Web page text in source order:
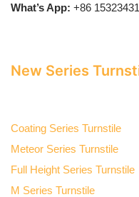
What’s App: +86
New Series
Coating Series Turnstile
Meteor Series Turnstile
Full Height Series Turnstile
M Series Turnstile